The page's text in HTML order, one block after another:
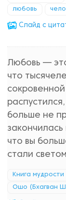
любовь
Cлайд с
Любовь —
что
больше не
что вы
стали
Книга мудрости
Ошо (Бхагван